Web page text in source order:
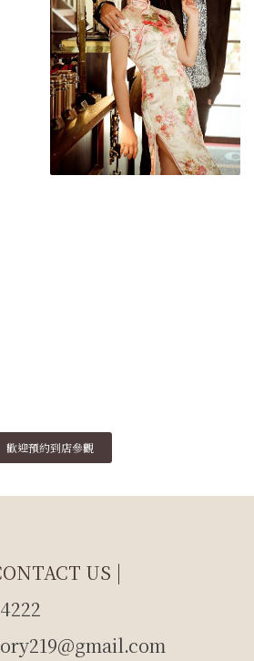
歡迎預約到店參觀
US |